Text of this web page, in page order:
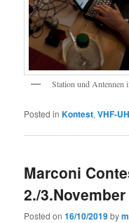
Station und Antennen
Posted in Kontest,VHF-
Marconi
2./3.November
Posted on16/10/2019by